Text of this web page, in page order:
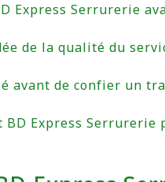
Express Serrurerie
de la qualité du
avant de confier un
BD Express Serrurerie